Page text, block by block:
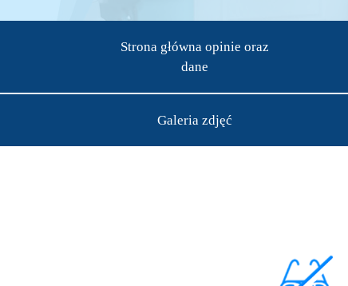
Strona główna opinie oraz
dane
Galeria zdjęć